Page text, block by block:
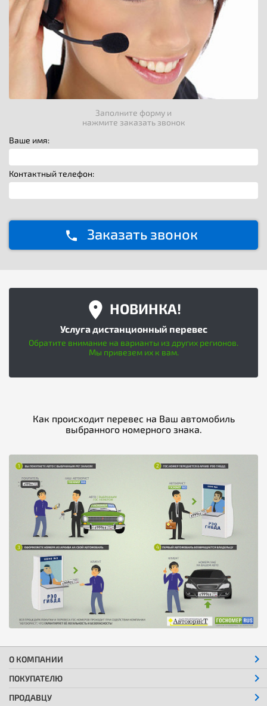
Заполните форму и
нажмите заказать звонок
Ваше имя:
Контактный телефон:
Заказать звонок
НОВИНКА!
Услуга дистанционный перевес
Обратите внимание на варианты из других регионов.
Мы привезем их к вам.
Как происходит перевес на Ваш автомобиль
выбранного номерного знака.
О КОМПАНИИ
ПОКУПАТЕЛЮ
ПРОДАВЦУ